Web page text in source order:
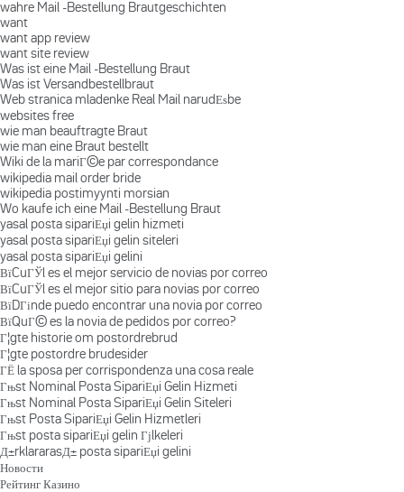
wahre Mail -Bestellung Brautgeschichten
want
want app review
want site review
Was ist eine Mail -Bestellung Braut
Was ist Versandbestellbraut
Web stranica mladenke Real Mail narudЕѕbe
websites free
wie man beauftragte Braut
wie man eine Braut bestellt
Wiki de la mariГ©e par correspondance
wikipedia mail order bride
wikipedia postimyynti morsian
Wo kaufe ich eine Mail -Bestellung Braut
yasal posta sipariЕџi gelin hizmeti
yasal posta sipariЕџi gelin siteleri
yasal posta sipariЕџi gelini
ВїCuГЎl es el mejor servicio de novias por correo
ВїCuГЎl es el mejor sitio para novias por correo
ВїDГіnde puedo encontrar una novia por correo
ВїQuГ© es la novia de pedidos por correo?
Г¦gte historie om postordrebrud
Г¦gte postordre brudesider
ГЁ la sposa per corrispondenza una cosa reale
Гњst Nominal Posta SipariЕџi Gelin Hizmeti
Гњst Nominal Posta SipariЕџi Gelin Siteleri
Гњst Posta SipariЕџi Gelin Hizmetleri
Гњst posta sipariЕџi gelin Гјlkeleri
Д±rklararasД± posta sipariЕџi gelini
Новости
Рейтинг Казино